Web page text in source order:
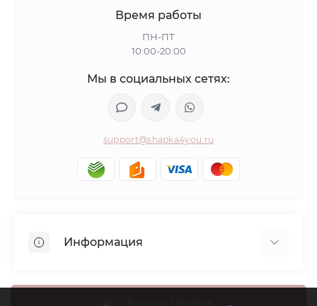
Время работы
ПН-ПТ
10:00-20:00
Мы в социальных сетях:
support@shapka4you.ru
Информация